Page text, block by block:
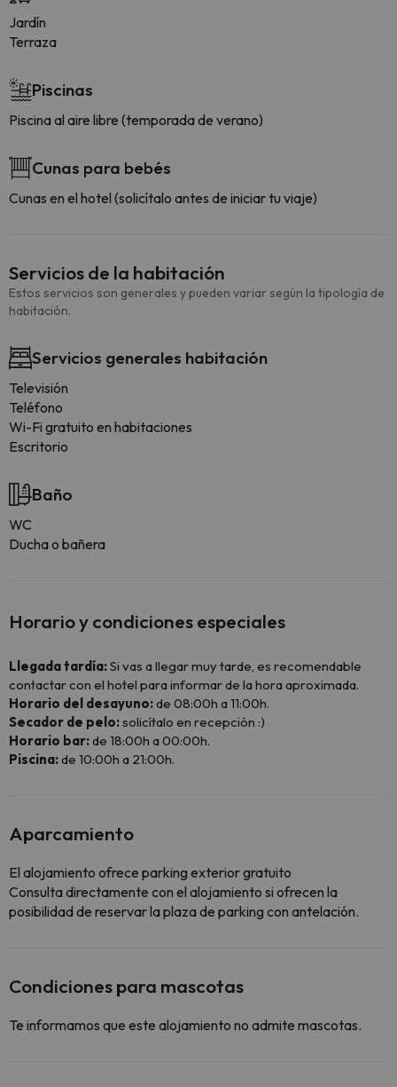
Jardín
Terraza
Piscinas
Piscina al aire libre (temporada de verano)
Cunas para bebés
Cunas en el hotel (solicítalo antes de iniciar tu viaje)
Servicios de la habitación
Estos servicios son generales y pueden variar según la tipología de
habitación.
Servicios generales habitación
Televisión
Teléfono
Wi-Fi gratuito en habitaciones
Escritorio
Baño
WC
Ducha o bañera
Horario y condiciones especiales
Llegada tardía:Si vas a llegar muy tarde, es recomendable
contactar con el hotel para informar de la hora aproximada.
Horario del desayuno:de 08:00h a 11:00h.
Secador de pelo:solicítalo en recepción :)
Horario bar:de 18:00h a 00:00h.
Piscina:de 10:00h a 21:00h.
Aparcamiento
El alojamiento ofrece parking exterior gratuito
Consulta directamente con el alojamiento si ofrecen la
posibilidad de reservar la plaza de parking con antelación.
Condiciones para mascotas
Te informamos que este alojamiento no admite mascotas.